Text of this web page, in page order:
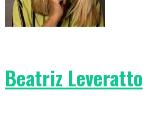
Beatriz Leveratto